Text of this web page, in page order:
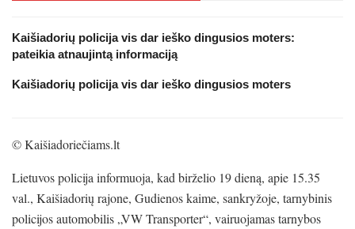
Kaišiadorių policija vis dar ieško dingusios moters:
pateikia atnaujintą informaciją
Kaišiadorių policija vis dar ieško dingusios moters
© Kaišiadoriečiams.lt
Lietuvos policija informuoja, kad birželio 19 dieną, apie 15.35
val., Kaišiadorių rajone, Gudienos kaime, sankryžoje, tarnybinis
policijos automobilis „VW Transporter“, vairuojamas tarnybos